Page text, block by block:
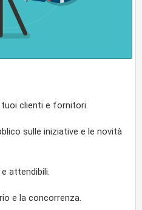
clienti e fornitori.
sulle iniziative e le novità
e attendibili.
e la concorrenza.